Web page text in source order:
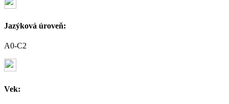
Jazýková úroveň:
A0-C2
Vek: